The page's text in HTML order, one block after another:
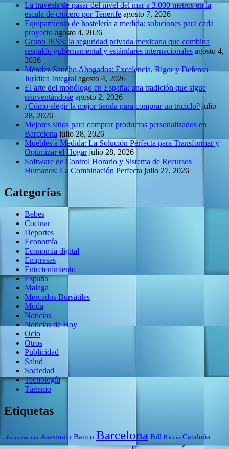
La travesía de pasar del nivel del mar a 3.000 metros en la
escala de crucero por Tenerife agosto 7, 2026
Equipamiento de hostelería a medida: soluciones para cada
proyecto agosto 4, 2026
Grupo IESS: la seguridad privada mexicana que combina
respaldo gubernamental y estándares internacionales agosto 4,
2026
Méndez Sancho Abogados: Excelencia, Rigor y Defensa
Jurídica Integral agosto 4, 2026
El arte del monólogo en España: una tradición que sigue
reinventándose agosto 2, 2026
¿Cómo elegir la mejor tienda para comprar un triciclo? julio
28, 2026
Mejores sitios para comprar productos personalizados en
Barcelona julio 28, 2026
Muebles a Medida: La Solución Perfecta para Transformar y
Optimizar el Hogar julio 28, 2026
Software de Control Horario y Sistema de Recursos
Humanos: La Combinación Perfecta julio 27, 2026
Categorías
Bebes
Cocinar
Deportes
Economía
Economía digital
Empresas
Entretenimiento
España
Malaga
Mercados Bursátiles
Moda
Noticias
Noticias de Hoy
Ocio
Otros
Publicidad
Salud
Sociedad
Tecnología
Turismo
Etiquetas
afroamericano Asesinato Banco Barcelona Bill Bitcoin Cataluña